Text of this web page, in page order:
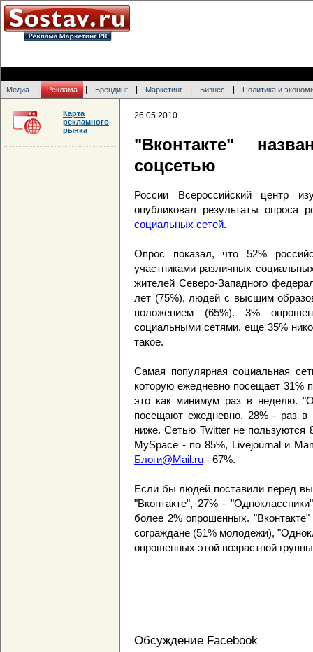
Медиа Реклама Брендинг Маркетинг Бизнес Политика и
26.05.2010
"Вконтакте"
соцсетью
России Всероссийский центр
опубликовал результаты опроса
социальных сетей.
Опрос показал, что 52%
участниками различных
жителей Северо-Западного
лет (75%), людей с высшим
положением (65%). 3%
социальными сетями, еще 35%
такое.
Самая популярная социальная
которую ежедневно посещает 31%
это как минимум раз в неделю.
посещают ежедневно, 28% - раз в
ниже. Сетью Twitter не пользуются
MySpace - по 85%, Livejournal и
Блоги@Mail.ru - 67%.
Если бы людей поставили перед
"Вконтакте", 27% -
более 2% опрошенных.
сограждане (51% молодежи),
опрошенных этой возрастной
Обсуждение Facebook
Карта
рекламного
рынка